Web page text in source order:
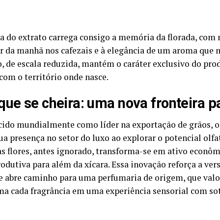
do extrato carrega consigo a memória da florada, com
da manhã nos cafezais e à elegância de um aroma que
de escala reduzida, mantém o caráter exclusivo do
o território onde nasce.
se cheira: uma nova fronteira
mundialmente como líder na exportação de grãos,
presença no setor do luxo ao explorar o potencial
flores, antes ignorado, transforma-se em ativo
para além da xícara. Essa inovação reforça a
abre caminho para uma perfumaria de origem, que
cada fragrância em uma experiência sensorial com